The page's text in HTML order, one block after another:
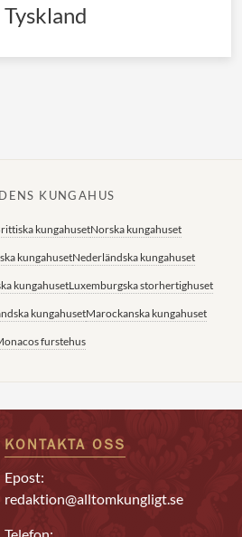
kungahuset
KUNGAHUS
kungahusetNorska kungahuset
kungahusetNederländska kungahuset
kungahusetLuxemburgska storhertighuset
kungahusetMarockanska kungahuset
furstehus
KONTAKTA OSS
Epost:
redaktion@alltomkungligt.se